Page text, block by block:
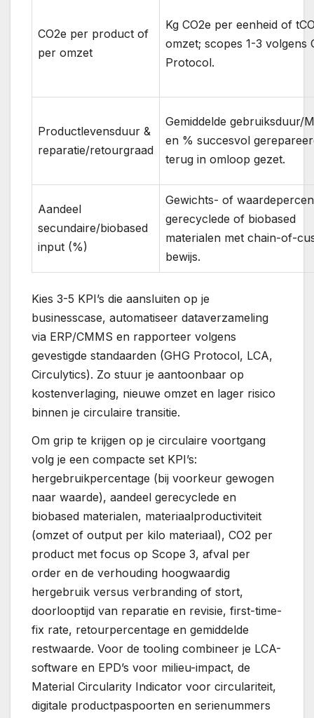
CO2e per product of
per omzet
Kg CO2e per eenheid of
omzet; scopes 1-3 volgens
Protocol.
Productlevensduur &
reparatie/retourgraad
Gemiddelde gebruiksduur/
en % succesvol
terug in omloop gezet.
Aandeel
secundaire/biobased
input (%)
Gewichts- of
gerecyclede of biobased
materialen met chain-of-
bewijs.
Kies 3-5 KPI’s die aansluiten op je
businesscase, automatiseer dataverzameling
via ERP/CMMS en rapporteer volgens
gevestigde standaarden (GHG Protocol, LCA,
Circulytics). Zo stuur je aantoonbaar op
kostenverlaging, nieuwe omzet en lager risico
binnen je circulaire transitie.
Om grip te krijgen op je circulaire voortgang
volg je een compacte set KPI’s:
hergebruikpercentage (bij voorkeur gewogen
naar waarde), aandeel gerecyclede en
biobased materialen, materiaalproductiviteit
(omzet of output per kilo materiaal), CO2 per
product met focus op Scope 3, afval per
order en de verhouding hoogwaardig
hergebruik versus verbranding of stort,
doorlooptijd van reparatie en revisie, first-time-
fix rate, retourpercentage en gemiddelde
restwaarde. Voor de tooling combineer je LCA-
software en EPD’s voor milieu-impact, de
Material Circularity Indicator voor circulariteit,
digitale productpaspoorten en serienummers